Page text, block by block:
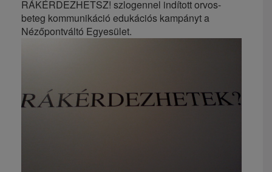
RÁKÉRDEZHETSZ! szlogennel indított orvos-
beteg kommunikáció edukációs kampányt a
Nézőpontváltó Egyesület.